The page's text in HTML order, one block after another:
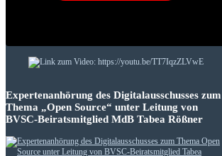
Expertenanhörung des Digitalausschusses zum
Thema „Open Source“ unter Leitung von
BVSC-Beiratsmitglied MdB Tabea Rößner